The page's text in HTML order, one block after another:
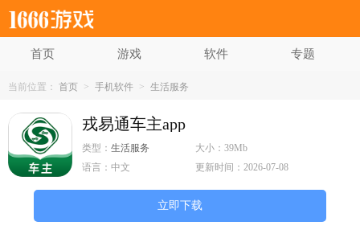
首页 游戏 软件 专题
当前位置： 首页 > 手机软件 > 生活服务
戎易通车主app
类型： 生活服务 大小：39Mb
语言： 中文 更新时间：2026-07-08
立即下载